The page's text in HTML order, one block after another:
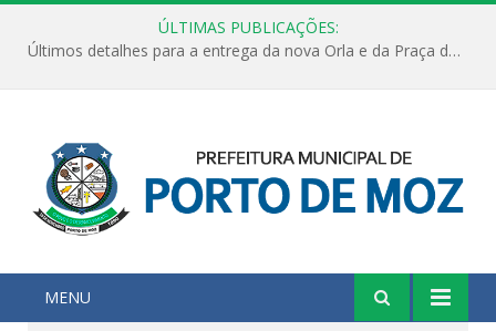
ÚLTIMAS PUBLICAÇÕES:
Últimos detalhes para a entrega da nova Orla e da Praça do Praião
MENU